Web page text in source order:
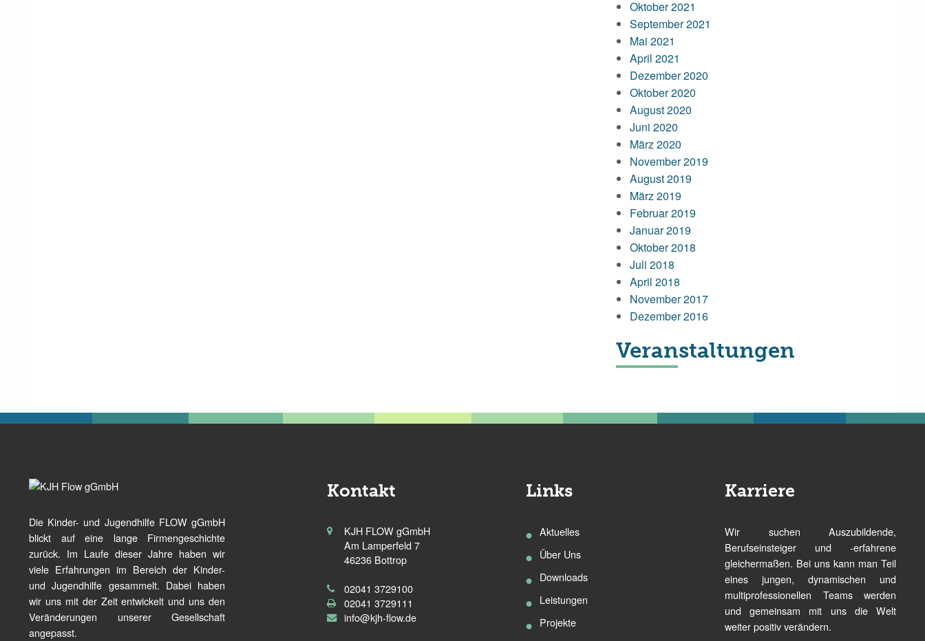
Oktober 2021
September 2021
Mai 2021
April 2021
Dezember 2020
Oktober 2020
August 2020
Juni 2020
März 2020
November 2019
August 2019
März 2019
Februar 2019
Januar 2019
Oktober 2018
Juli 2018
April 2018
November 2017
Dezember 2016
Veranstaltungen
Die Kinder- und Jugendhilfe FLOW gGmbH
blickt auf eine lange Firmengeschichte
zurück. Im Laufe dieser Jahre haben wir
viele Erfahrungen im Bereich der Kinder-
und Jugendhilfe gesammelt. Dabei haben
wir uns mit der Zeit entwickelt und uns den
Veränderungen unserer Gesellschaft
angepasst.
Kontakt
KJH FLOW gGmbH
Am Lamperfeld 7
46236 Bottrop
02041 3729100
02041 3729111
info@kjh-flow.de
Links
Aktuelles
Über Uns
Downloads
Leistungen
Projekte
Karriere
Wir suchen Auszubildende,
Berufseinsteiger und -erfahrene
gleichermaßen. Bei uns kann man Teil
eines jungen, dynamischen und
multiprofessionellen Teams werden
und gemeinsam mit uns die Welt
weiter positiv verändern.